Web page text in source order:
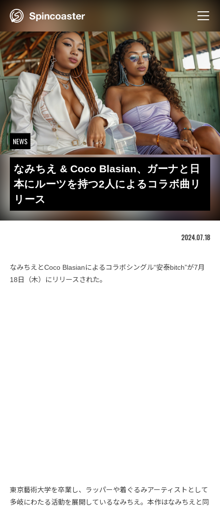
NEWS
なみちえ & Coco Blasian、ガーナと日
本にルーツを持つ2人によるコラボ曲リ
リース
2024.07.18
なみちえとCoco Blasianによるコラボシングル“安泰bitch”が7月
18日（木）にリリースされた。
東京藝術大学を卒業し、ラッパーや着ぐるみアーティストとして
多岐にわたる活動を展開しているなみちえ。本作はなみちえと同